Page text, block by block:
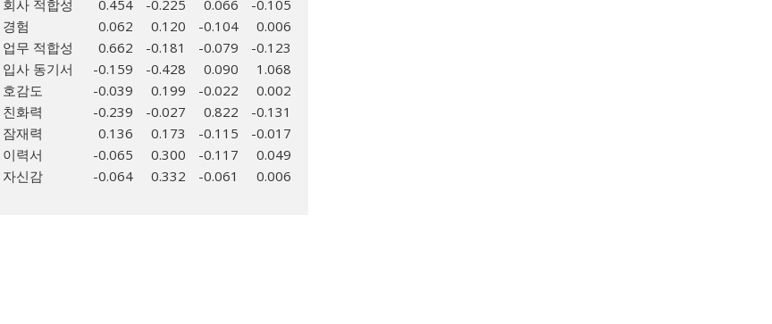
회사 적합성
0.454 -0.225 0.066
-0.105
경험
0.062 0.120 -0.104
0.006
업무 적합성
0.662 -0.181 -0.079
-0.123
입사 동기서
-0.159 -0.428 0.090
1.068
호감도
-0.039 0.199 -0.022
0.002
친화력
-0.239 -0.027 0.822
-0.131
잠재력
0.136 0.173 -0.115
-0.017
이력서
-0.065 0.300 -0.117
0.049
자신감
-0.064 0.332 -0.061 0.006